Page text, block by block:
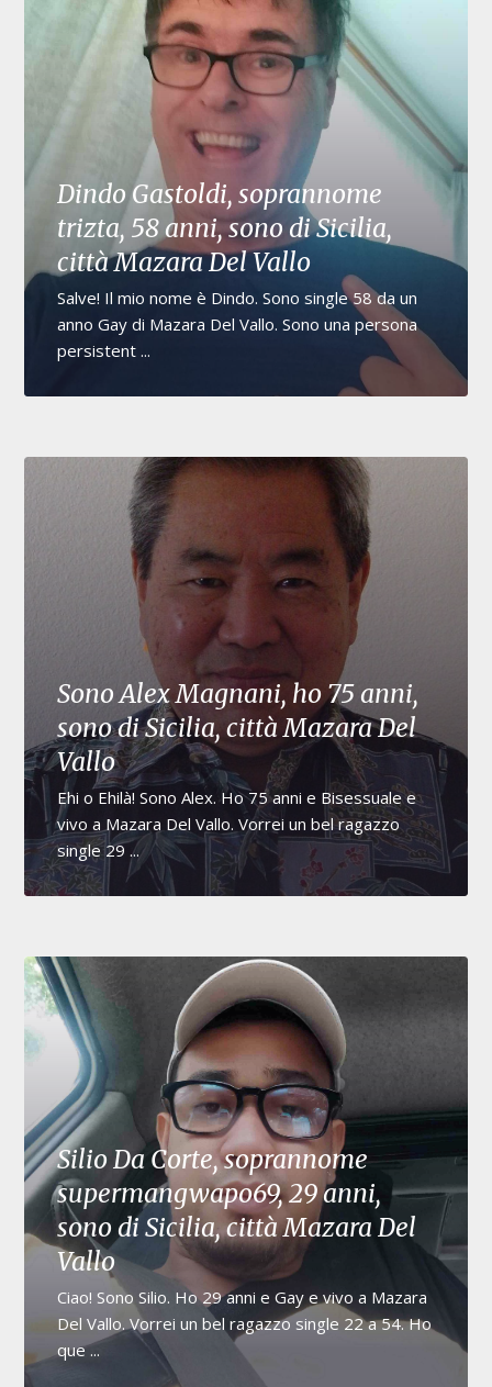
Dindo Gastoldi, soprannome
trizta, 58 anni, sono di Sicilia,
città Mazara Del Vallo
Salve! Il mio nome è Dindo. Sono single 58 da un
anno Gay di Mazara Del Vallo. Sono una persona
persistent ...
Sono Alex Magnani, ho 75 anni,
sono di Sicilia, città Mazara Del
Vallo
Ehi o Ehilà! Sono Alex. Ho 75 anni e Bisessuale e
vivo a Mazara Del Vallo. Vorrei un bel ragazzo
single 29 ...
Silio Da Corte, soprannome
supermangwapo69, 29 anni,
sono di Sicilia, città Mazara Del
Vallo
Ciao! Sono Silio. Ho 29 anni e Gay e vivo a Mazara
Del Vallo. Vorrei un bel ragazzo single 22 a 54. Ho
que ...